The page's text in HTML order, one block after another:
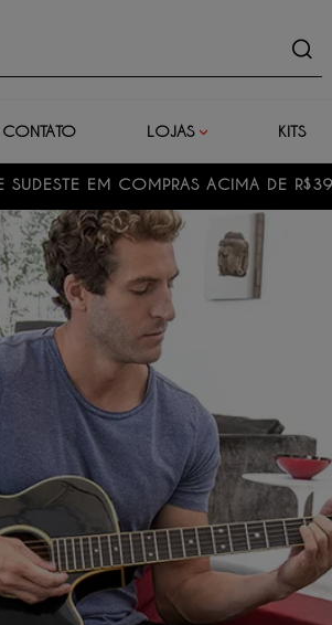
CONTATO LOJAS KITS
COMPRAS ACIMA DE R$399,00